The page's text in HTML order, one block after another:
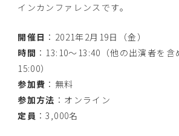
インカンファレンスです。
開催日 ：2021年2月19日（金）
時間 ：13:10～13:40（他の出演者を含
15:00）
参加費 ：無料
参加方法 ：オンライン
定員 ：3,000名